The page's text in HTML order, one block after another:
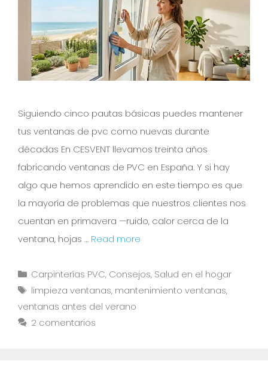
Siguiendo cinco pautas básicas puedes mantener
tus ventanas de pvc como nuevas durante
décadas En CESVENT llevamos treinta años
fabricando ventanas de PVC en España. Y si hay
algo que hemos aprendido en este tiempo es que
la mayoría de problemas que nuestros clientes nos
cuentan en primavera —ruido, calor cerca de la
ventana, hojas … Read more
Carpinterías PVC, Consejos, Salud en el hogar
limpieza ventanas, mantenimiento ventanas,
ventanas antes del verano
2 comentarios